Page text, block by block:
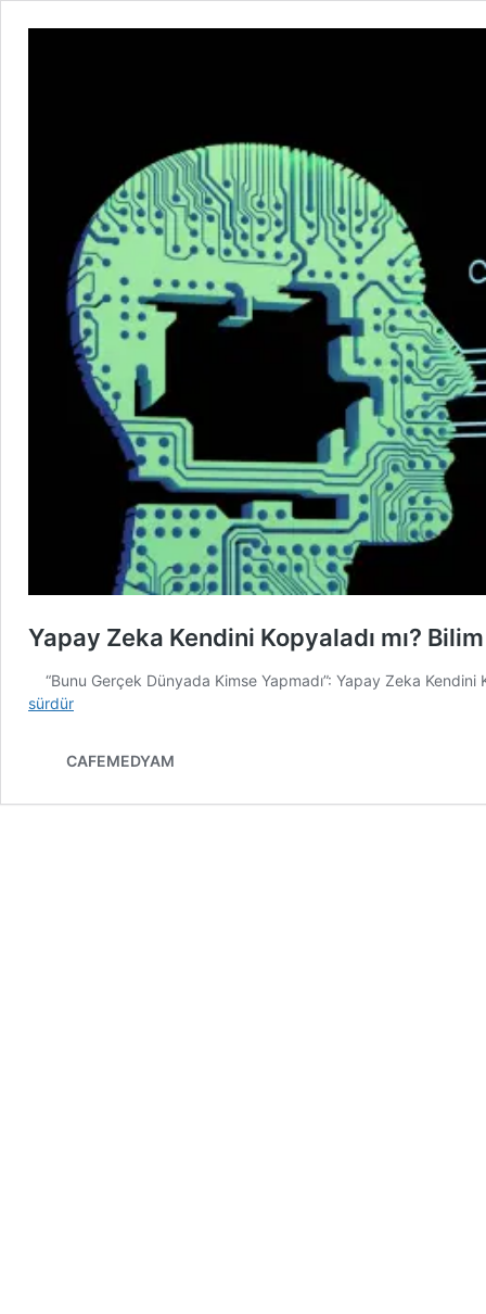
Yapay Zeka Kendini Kopyaladı mı?
“Bunu Gerçek Dünyada Kimse Yapmadı”: Yapay Zeka
sürdür
CAFEMEDYAM